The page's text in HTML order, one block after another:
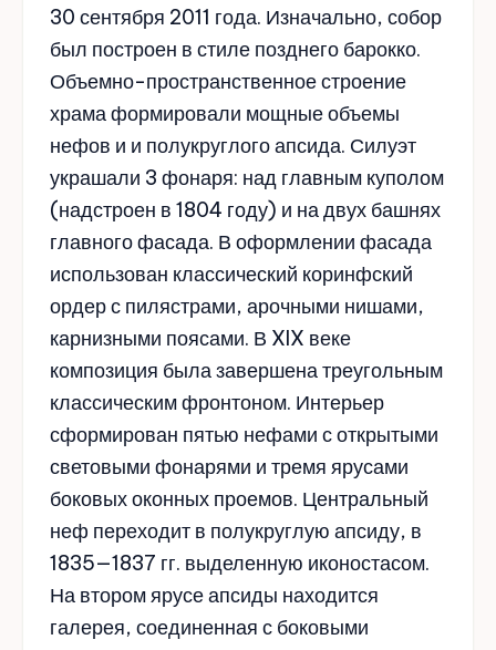
30 сентября 2011 года. Изначально, собор
был построен в стиле позднего барокко.
Объемно-пространственное строение
храма формировали мощные объемы
нефов и и полукруглого апсида. Силуэт
украшали 3 фонаря: над главным куполом
(надстроен в 1804 году) и на двух башнях
главного фасада. В оформлении фасада
использован классический коринфский
ордер с пилястрами, арочными нишами,
карнизными поясами. В XIX веке
композиция была завершена треугольным
классическим фронтоном. Интерьер
сформирован пятью нефами с открытыми
световыми фонарями и тремя ярусами
боковых оконных проемов. Центральный
неф переходит в полукруглую апсиду, в
1835—1837 гг. выделенную иконостасом.
На втором ярусе апсиды находится
галерея, соединенная с боковыми